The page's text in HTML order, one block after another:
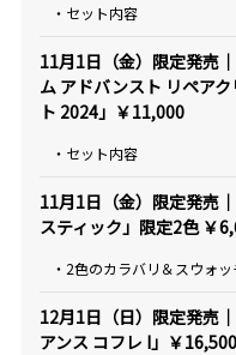
・セット内容
11月1日（金）限定発売
ム アドバンスト リペア
ト 2024」￥11,000
・セット内容
11月1日（金）限定発売
スティック」限定2色 ￥
・2色のカラバリ＆スウォッ
12月1日（日）限定発売
アンス コフレ I」￥16,500